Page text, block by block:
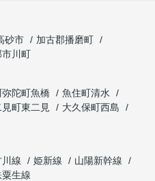
砂市
加古郡播磨町
川町
弥陀町魚橋
魚住町清水
見町東二見
大久保町西島
川線 姫新線
山陽新幹線
生線